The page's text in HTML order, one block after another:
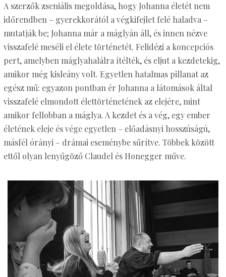
A szerzők zseniális megoldása, hogy Johanna életét nem
időrendben – gyerekkorától a végkifejlet felé haladva –
mutatják be; Johanna már a máglyán áll, és innen nézve
visszafelé meséli el élete történetét. Felidézi a koncepciós
pert, amelyben máglyahalálra ítélték, és eljut a kezdetekig,
amikor még kisleány volt. Egyetlen hatalmas pillanat az
egész mű: egyazon pontban ér Johanna a látomások által
visszafelé elmondott élettörténetének az elejére, mint
amikor fellobban a máglya. A kezdet és a vég, egy ember
életének eleje és vége egyetlen – előadásnyi hosszúságú,
másfél órányi – drámai eseménybe sűrítve. Többek között
ettől olyan lenyűgöző Claudel és Honegger műve.